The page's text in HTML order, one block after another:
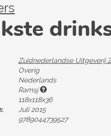
Zuidnederlandse Uitgeverij
Overig
Nederlands
Ramsj
118x118x36
Juli 2015
9789044739527